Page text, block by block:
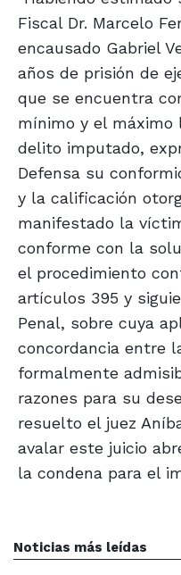
Fiscal Dr. Marcelo
encausado Gabriel
años de prisión de
que se encuentra
mínimo y el máximo
delito imputado,
Defensa su
y la calificación
manifestado la
conforme con la
el procedimiento
artículos 395 y
Penal, sobre cuya
concordancia entre
formalmente
razones para su
resuelto el juez
avalar este juicio
la condena para el
Noticias más leídas